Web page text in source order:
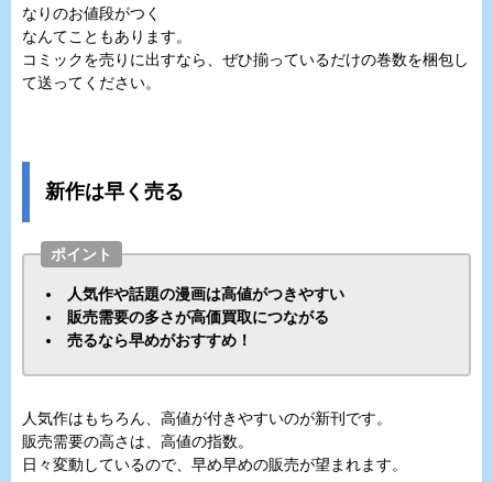
なりのお値段がつく
なんてこともあります。
コミックを売りに出すなら、ぜひ揃っているだけの巻数を梱包し
て送ってください。
新作は早く売る
ポイント
人気作や話題の漫画は高値がつきやすい
販売需要の多さが高価買取につながる
売るなら早めがおすすめ！
人気作はもちろん、高値が付きやすいのが新刊です。
販売需要の高さは、高値の指数。
日々変動しているので、早め早めの販売が望まれます。